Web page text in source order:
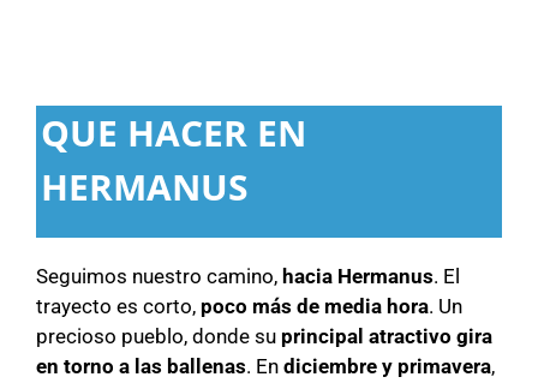
QUE HACER EN
HERMANUS
Seguimos nuestro camino, hacia Hermanus. El
trayecto es corto, poco más de media hora. Un
precioso pueblo, donde su principal atractivo gira
en torno a las ballenas. En diciembre y primavera,